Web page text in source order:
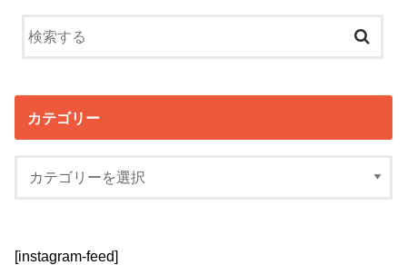
カテゴリー
[instagram-feed]